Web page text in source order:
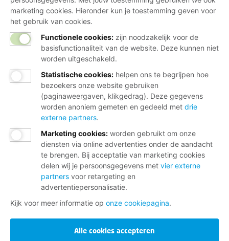
marketing cookies. Hieronder kun je toestemming geven voor
het gebruik van cookies.
Functionele cookies: zijn noodzakelijk voor de
basisfunctionaliteit van de website. Deze kunnen niet
worden uitgeschakeld.
Statistische cookies: helpen ons te begrijpen hoe
bezoekers onze website gebruiken
(paginaweergaven, klikgedrag). Deze gegevens
worden anoniem gemeten en gedeeld met drie
externe partners.
Marketing cookies: worden gebruikt om onze
diensten via online advertenties onder de aandacht
te brengen. Bij acceptatie van marketing cookies
delen wij je persoonsgegevens met vier externe
partners voor retargeting en
advertentiepersonalisatie.
Kijk voor meer informatie op onze cookiepagina.
Alle cookies accepteren